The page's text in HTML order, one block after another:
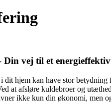
Din vej til et
dit hjem kan have stor
at afsløre kuldebroer og
ikke kun din økonomi, men